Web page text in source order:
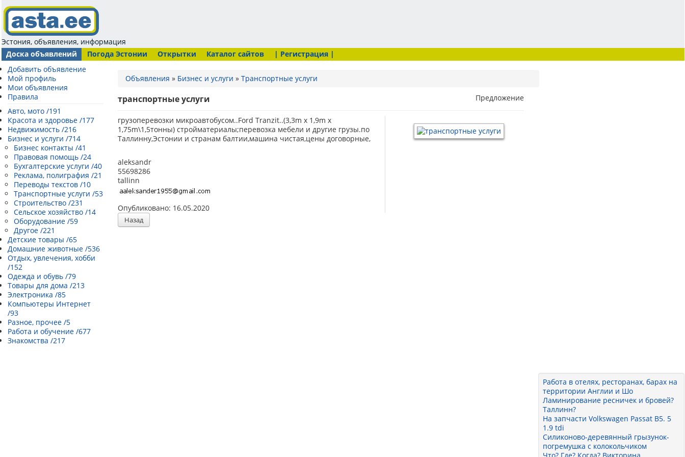
Эстония, объявления, информация
Доска объявлений
Погода Эстонии Открытки Каталог сайтов
| Регистрация |
Добавить объявление
Мой профиль
Мои объявления
Правила
Авто, мото /191
Красота и здоровье /177
Недвижимость /216
Бизнес и услуги /714
Бизнес контакты /41
Правовая помощь /24
Бухгалтерские услуги /40
Реклама, полиграфия /21
Переводы текстов /10
Транспортные услуги /53
Строительство /231
Сельское хозяйство /14
Оборудование /59
Другое /221
Детские товары /65
Домашние животные /536
Отдых, увлечения, хобби
/152
Одежда и обувь /79
Товары для дома /213
Электроника /85
Компьютеры Интернет
/93
Разное, прочее /5
Работа и обучение /677
Знакомства /217
Объявления » Бизнес и услуги »Транспортные услуги
транспортные услуги Предложение
грузоперевозки микроавтобусом..Ford Tranzit..(3,3m x 1,9m x
1,75m\1,5тонны) стройматериалы;перевозка мебели и другие грузы.по
Таллинну,Эстонии и странам балтии,машина чистая,цены договорные,
aleksandr
55698286
tallinn
Опубликовано: 16.05.2020
Назад
Работа в отелях, ресторанах, барах на
территории Англии и Шо
Ламинирование ресничек и бровей?
Таллинн?
На запчасти Volkswagen Passat B5. 5
1.9 tdi
Силиконово-деревянный грызунок-
погремушка с колокольчиком